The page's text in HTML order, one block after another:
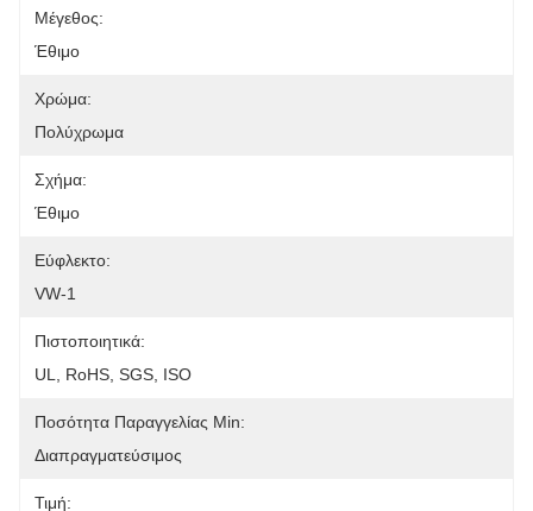
Μέγεθος:
Έθιμο
Χρώμα:
Πολύχρωμα
Σχήμα:
Έθιμο
Εύφλεκτο:
VW-1
Πιστοποιητικά:
UL, RoHS, SGS, ISO
Ποσότητα Παραγγελίας Min:
Διαπραγματεύσιμος
Τιμή: